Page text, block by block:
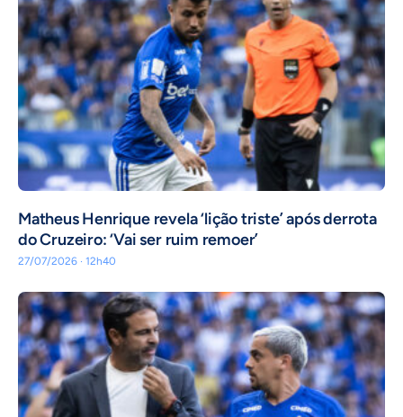
Matheus Henrique revela ‘lição triste’ após derrota
do Cruzeiro: ‘Vai ser ruim remoer’
27/07/2026 · 12h40